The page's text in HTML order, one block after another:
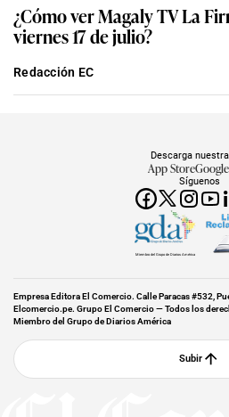
¿Cómo ver Magaly TV La
viernes 17 de julio?
Redacción EC
Síguenos
Descarga
App Store
Miembro del Grupo de Diarios América
Empresa Editora El Comercio. Calle Paracas #532,
Elcomercio.pe. Grupo El Comercio — Todos los
Miembro del Grupo de Diarios América
Subir